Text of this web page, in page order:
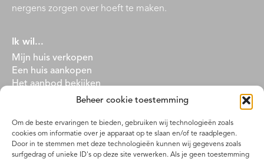
Beheer cookie toestemming
Om de beste ervaringen te bieden, gebruiken wij technologieën zoals
cookies om informatie over je apparaat op te slaan en/of te raadplegen.
Door in te stemmen met deze technologieën kunnen wij gegevens zoals
surfgedrag of unieke ID's op deze site verwerken. Als je geen toestemming
nergens zorgen over hoeft te maken.
Ik wil...
Mijn huis verkopen
Een huis aankopen
Het aanbod bekijken
Een huis verhuren
Naar de bedrijfsmakelaardij
Het BOG aanbod bekijken